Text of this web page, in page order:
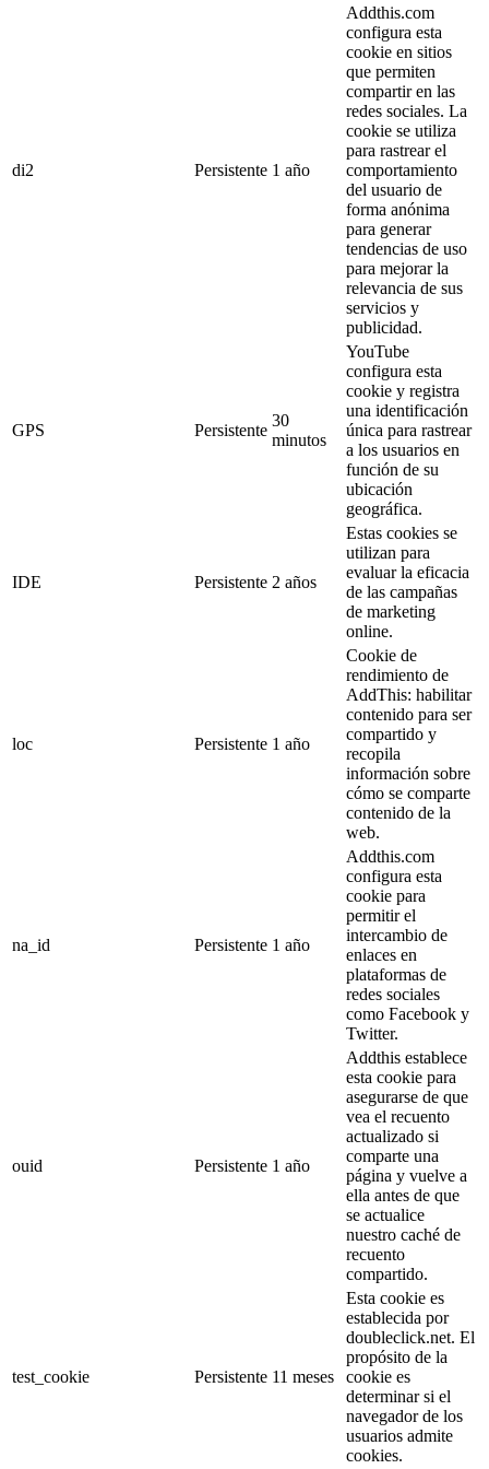
di2 Persistente 1 año
Addthis.com
configura esta
cookie en sitios
que permiten
compartir en las
redes sociales. La
cookie se utiliza
para rastrear el
comportamiento
del usuario de
forma anónima
para generar
tendencias de uso
para mejorar la
relevancia de sus
servicios y
publicidad.
GPS Persistente
30
minutos
YouTube
configura esta
cookie y registra
una identificación
única para rastrear
a los usuarios en
función de su
ubicación
geográfica.
IDE Persistente 2 años
Estas cookies se
utilizan para
evaluar la eficacia
de las campañas
de marketing
online.
loc Persistente 1 año
Cookie de
rendimiento de
AddThis: habilitar
contenido para ser
compartido y
recopila
información sobre
cómo se comparte
contenido de la
web.
na_id Persistente 1 año
Addthis.com
configura esta
cookie para
permitir el
intercambio de
enlaces en
plataformas de
redes sociales
como Facebook y
Twitter.
ouid Persistente 1 año
Addthis establece
esta cookie para
asegurarse de que
vea el recuento
actualizado si
comparte una
página y vuelve a
ella antes de que
se actualice
nuestro caché de
recuento
compartido.
test_cookie Persistente 11 meses
Esta cookie es
establecida por
doubleclick.net. El
propósito de la
cookie es
determinar si el
navegador de los
usuarios admite
cookies.